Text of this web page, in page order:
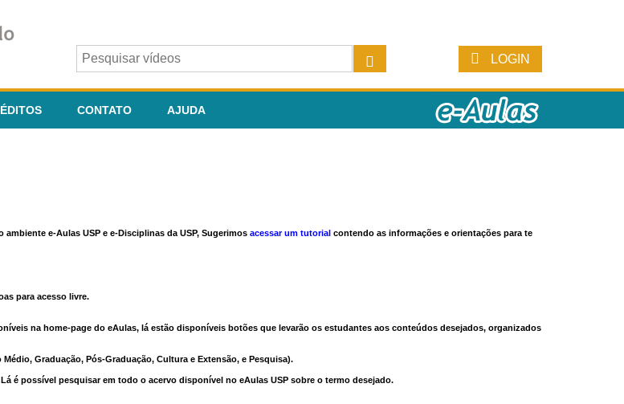
LOGIN
CONTATO AJUDA
e-Aulas USP e e-Disciplinas da USP, Sugerimos acessar um tutorial contendo as informações e orientações para te
para acesso livre.
na home-page do eAulas, lá estão disponíveis botões que levarão os estudantes aos conteúdos desejados, organizados
Graduação, Pós-Graduação, Cultura e Extensão, e Pesquisa).
é possível pesquisar em todo o acervo disponível no eAulas USP sobre o termo desejado.